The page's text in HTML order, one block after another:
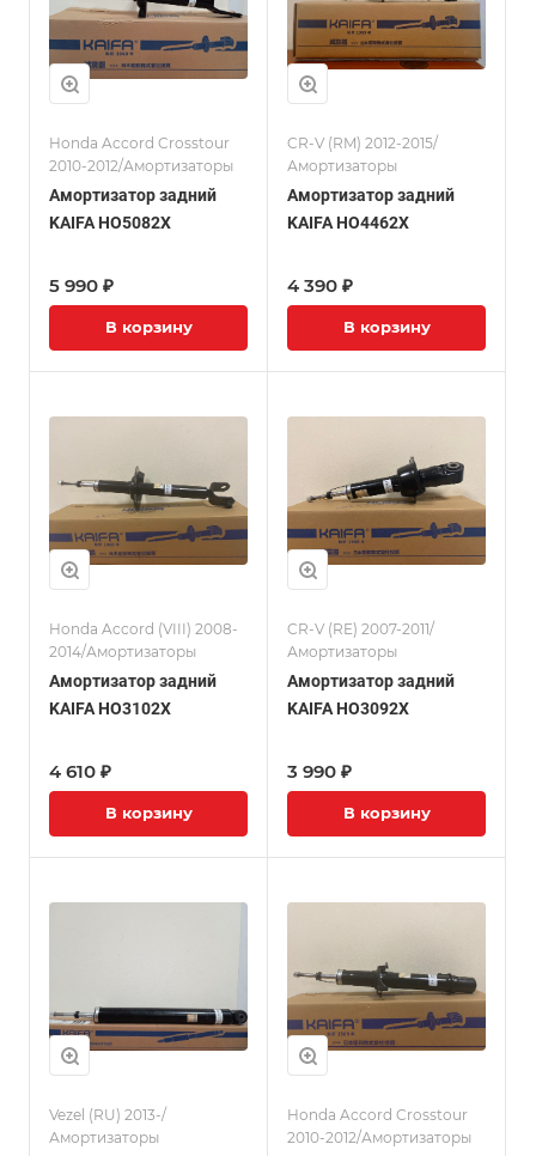
Honda Accord Crosstour
2010-2012/Амортизаторы
Амортизатор задний
KAIFA HO5082X
5 990 ₽
В корзину
CR-V (RM) 2012-2015/
Амортизаторы
Амортизатор задний
KAIFA HO4462X
4 390 ₽
В корзину
Honda Accord (VIII) 2008-
2014/Амортизаторы
Амортизатор задний
KAIFA HO3102X
4 610 ₽
В корзину
CR-V (RE) 2007-2011/
Амортизаторы
Амортизатор задний
KAIFA HO3092X
3 990 ₽
В корзину
Vezel (RU) 2013-/
Амортизаторы
Honda Accord Crosstour
2010-2012/Амортизаторы